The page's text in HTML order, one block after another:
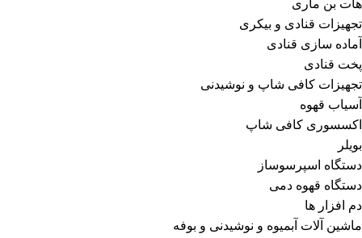
هات بن ماری
تجهیزات قنادی و بیکری
آماده سازی قنادی
پخت قنادی
تجهیزات کافی شاپ و نوشیدنی
آسیاب قهوه
اکسسوری کافی شاپ
بویلر
دستگاه اسپرسوساز
دستگاه قهوه دمی
دم افزار ها
ماشین آلات آبمیوه و نوشیدنی و بوفه